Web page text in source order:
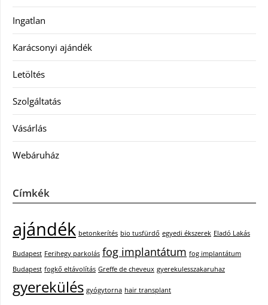
Ingatlan
Karácsonyi ajándék
Letöltés
Szolgáltatás
Vásárlás
Webáruház
Címkék
ajándék betonkerítés bio tusfürdő egyedi ékszerek Eladó Lakás
Budapest Ferihegy parkolás fog implantátum fog implantátum
Budapest fogkő eltávolítás Greffe de cheveux gyerekulesszakaruhaz
gyerekülés gyógytorna hair transplant